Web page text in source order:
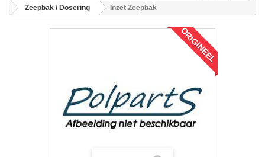
Zeepbak / Dosering
Inzet Zeepbak
ORIGINEEL